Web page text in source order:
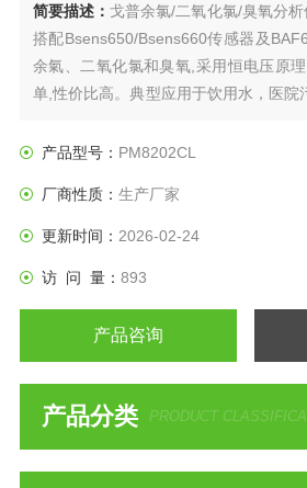
简要描述：戈普余氯/二氧化氯/臭氧分
搭配Bsens650/Bsens660传感器及
余氣、二氧化氯和臭氧,采用恒电压原
单,性价比高。典型应用于饮用水，医院
产品型号： PM8202CL
厂商性质： 生产厂家
更新时间： 2026-02-24
访 问 量： 893
产品咨询
产品分类 PRODUCT